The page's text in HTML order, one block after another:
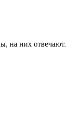
на них отвечают.